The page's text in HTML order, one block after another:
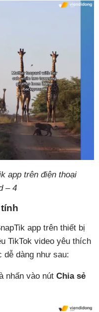
app trên điện thoại
– 4
app trên thiết bị
TikTok video yêu thích
dễ dàng như sau:
nhấn vào nút Chia sẻ